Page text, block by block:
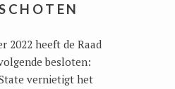
2022 heeft de Raad
besloten:
vernietigt het